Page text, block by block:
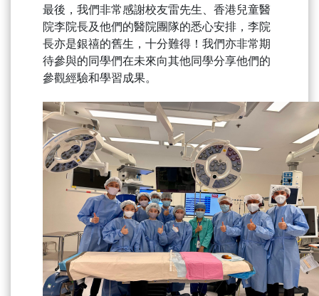
最後，我們非常感謝校友雷先生、香港兒童醫
院李院長及他們的醫院團隊的悉心安排，李院
長亦是銀禧的舊生，十分難得！我們亦非常期
待參與的同學們在未來向其他同學分享他們的
參觀經驗和學習成果。